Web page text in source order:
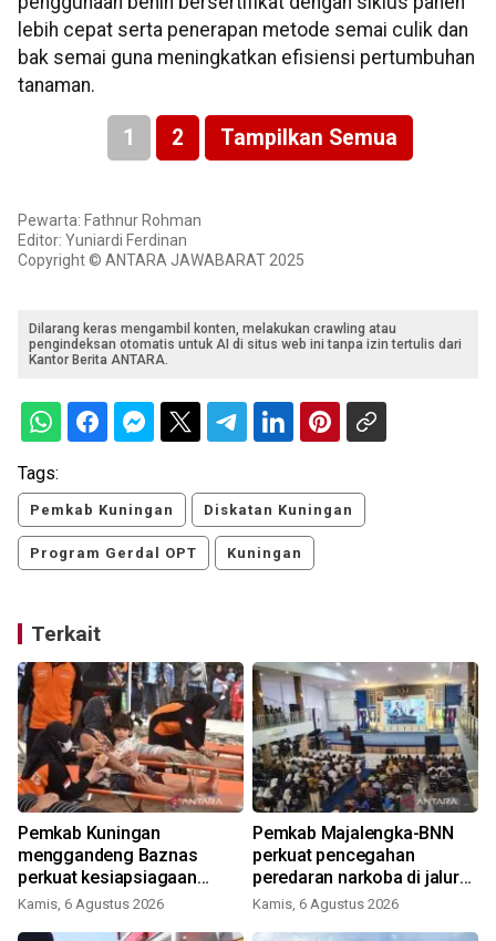
lebih cepat serta penerapan metode semai culik dan
bak semai guna meningkatkan efisiensi pertumbuhan
tanaman.
1 2 Tampilkan Semua
Pewarta: Fathnur Rohman
Editor: Yuniardi Ferdinan
Copyright © ANTARA JAWABARAT 2025
Dilarang keras mengambil konten, melakukan crawling atau
pengindeksan otomatis untuk AI di situs web ini tanpa izin tertulis dari
Kantor Berita ANTARA.
Tags:
Pemkab Kuningan Diskatan Kuningan
Program Gerdal OPT Kuningan
Terkait
Pemkab Kuningan
menggandeng Baznas
perkuat kesiapsiagaan
bencana
Kamis, 6 Agustus 2026
Pemkab Majalengka-BNN
perkuat pencegahan
peredaran narkoba di jalur
strategis
Kamis, 6 Agustus 2026